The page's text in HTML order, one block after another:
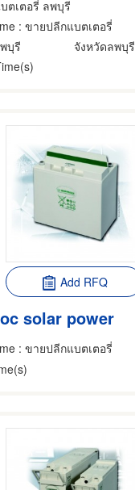
ตเตอรี่ ลพบุรี
: ขายปลีกแบตเตอรี่
บุรี
จังหวัดลพบุรี
Add RFQ
solar power
: ขายปลีกแบตเตอรี่